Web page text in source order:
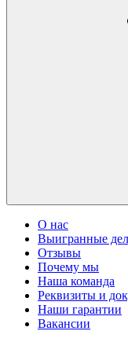
О нас
Выигранные
Отзывы
Почему мы
Наша команда
Реквизиты и
Наши гарантии
Вакансии